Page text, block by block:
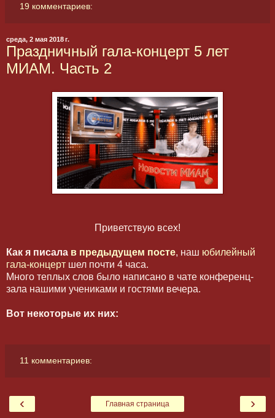
19 комментариев:
среда, 2 мая 2018 г.
Праздничный гала-концерт 5 лет
МИАМ. Часть 2
Приветствую всех!
Как я писала в предыдущем посте, наш юбилейный
гала-концерт шел почти 4 часа.
Много теплых слов было написано в чате конференц-
зала нашими учениками и гостями вечера.
Вот некоторые их них:
11 комментариев:
‹ ›
Главная страница